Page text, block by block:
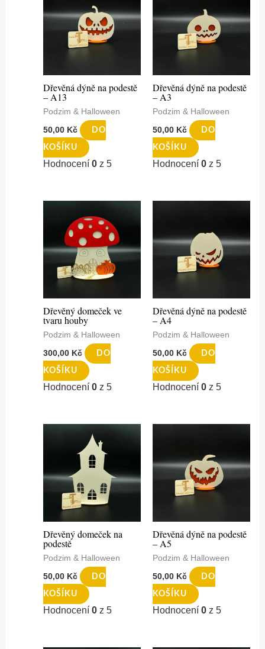
Dřevěná dýně na podestě
– A13
Podzim & Halloween
50,00 Kč DO
KOŠÍKU
Hodnocení 0z 5
Dřevěná dýně na podestě
– A3
Podzim & Halloween
50,00 Kč DO
KOŠÍKU
Hodnocení 0 z 5
Dřevěný domeček ve
tvaru houby
Podzim & Halloween
300,00 Kč DO
KOŠÍKU
Hodnocení 0z 5
Dřevěná dýně na podestě
– A4
Podzim & Halloween
50,00 Kč DO
KOŠÍKU
Hodnocení 0 z 5
Dřevěný domeček na
podestě
Podzim & Halloween
50,00 Kč DO
KOŠÍKU
Hodnocení 0z 5
Dřevěná dýně na podestě
– A5
Podzim & Halloween
50,00 Kč DO
KOŠÍKU
Hodnocení 0 z 5